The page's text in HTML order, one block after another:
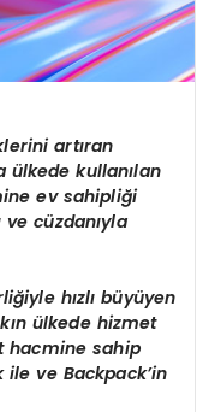
artıran
ülkede kullanılan
ev sahipliği
ve cüzdanıyla
hızlı büyüyen
ülkede hizmet
hacmine sahip
ile ve Backpack’in